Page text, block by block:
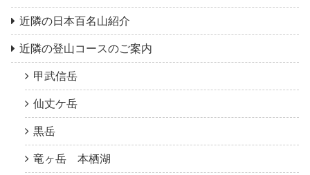
近隣の日本百名山紹介
近隣の登山コースのご案内
甲武信岳
仙丈ケ岳
黒岳
竜ヶ岳 本栖湖